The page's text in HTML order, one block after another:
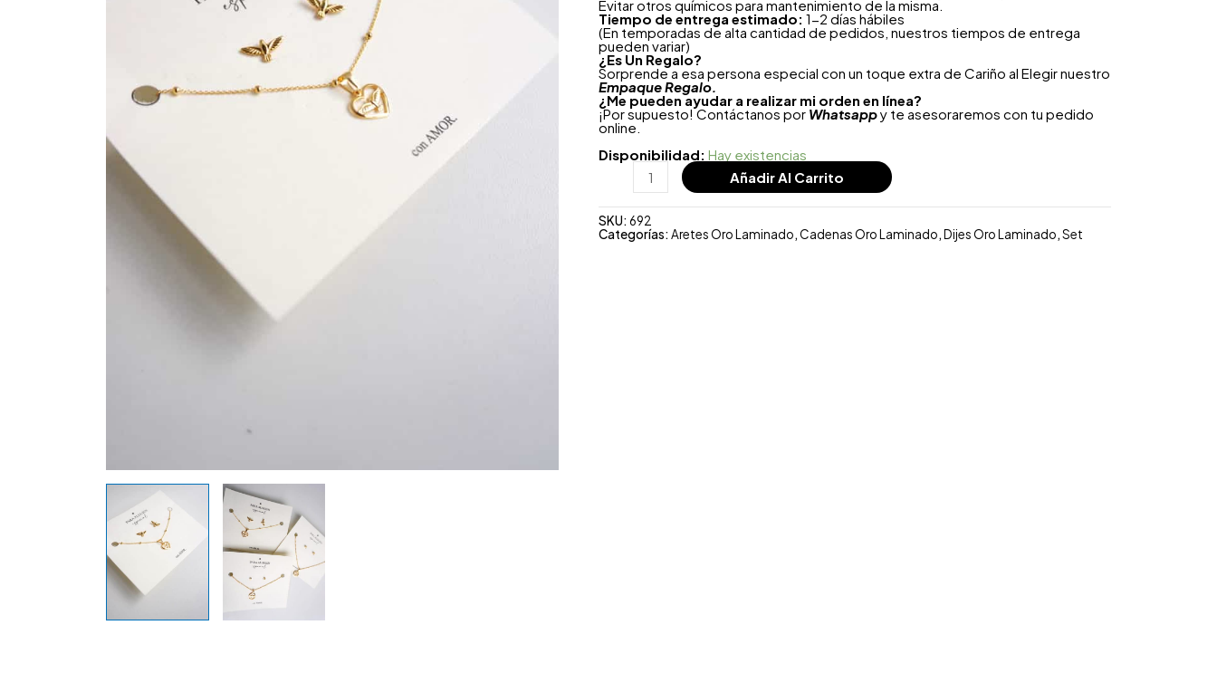
Evitar otros químicos para mantenimiento de la misma.
Tiempo de entrega estimado: 1-2 días hábiles
(En temporadas de alta cantidad de pedidos, nuestros tiempos de entrega
pueden variar)
¿ Es Un Regalo?
Sorprende a esa persona especial con un toque extra de Cariño al Elegir nuestro
Empaque Regalo.
¿Me pueden ayudar a realizar mi orden en línea?
¡Por supuesto! Contáctanos por Whatsappy te asesoraremos con tu pedido
online.
Disponibilidad: Hay existencias
Añadir Al Carrito
SKU: 692
Categorías: Aretes Oro Laminado,Cadenas Oro Laminado,Dijes Oro Laminado,Set